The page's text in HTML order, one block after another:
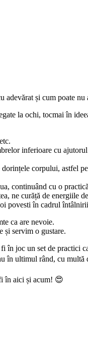
adevărat și cum poate
la ochi, tocmai în
inferioare cu
corpului, astfel
cu o
ne curăță de energiile
povesti în cadrul
ca are nevoie.
și servim o gustare.
joc un set de practici
în ultimul rând, cu
în aici și acum! 😍